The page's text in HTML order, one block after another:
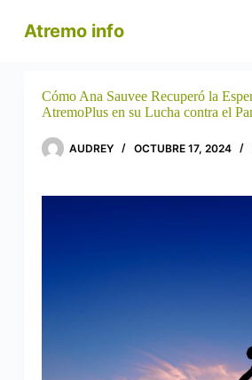
Atremo info
Cómo Ana Sauvee Recuperó la
AtremoPlus en su Lucha contra el
AUDREY OCTUBRE 17, 2024